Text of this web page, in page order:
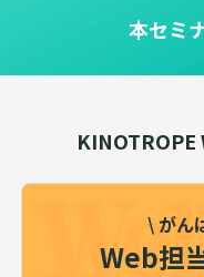
本セミ
KINOTROPE
\ がん
Web担